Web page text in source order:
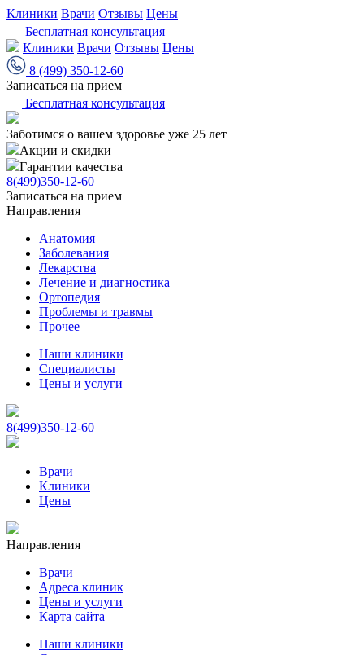
Клиники Врачи Отзывы Цены
Бесплатная консультация
Клиники Врачи Отзывы Цены
8 (499) 350-12-60
Записаться на прием
Бесплатная консультация
Заботимся о вашем здоровье уже 25 лет
Акции и скидки
Гарантии качества
8(499)350-12-60
Записаться на прием
Направления
Анатомия
Заболевания
Лекарства
Лечение и диагностика
Ортопедия
Проблемы и травмы
Прочее
Наши клиники
Специалисты
Цены и услуги
8(499)350-12-60
Врачи
Клиники
Цены
Направления
Врачи
Адреса клиник
Цены и услуги
Карта сайта
Наши клиники